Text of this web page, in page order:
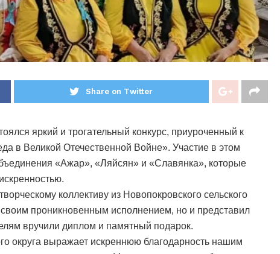
Share on Twitter
яркий и трогательный конкурс, приуроченный к
в Великой Отечественной Войне». Участие в этом
«Ажар», «Ляйсян» и «Славянка», которые
коллективу из Новопокровского сельского
проникновенным исполнением, но и представил
вручили диплом и памятный подарок.
округа выражает искреннюю благодарность нашим